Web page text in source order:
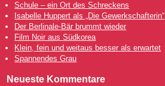
Schule – ein Ort des Schreckens
Isabelle Huppert als „Die Gewerkschafterin“
Der Berlinale-Bär brummt wieder
Film Noir aus Südkorea
Klein, fein und weitaus besser als erwartet
Spannendes Grau
Neueste Kommentare